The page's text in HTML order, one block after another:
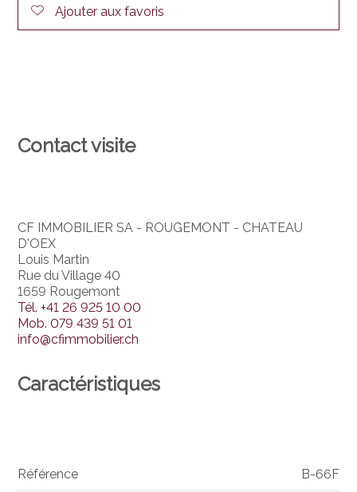
Ajouter aux favoris
Contact visite
CF IMMOBILIER SA - ROUGEMONT - CHATEAU
D'OEX
Louis Martin
Rue du Village 40
1659 Rougemont
Tél.+41 26 925 10 00
Mob.079 439 51 01
info@cfimmobilier.ch
Caractéristiques
Référence B-66F